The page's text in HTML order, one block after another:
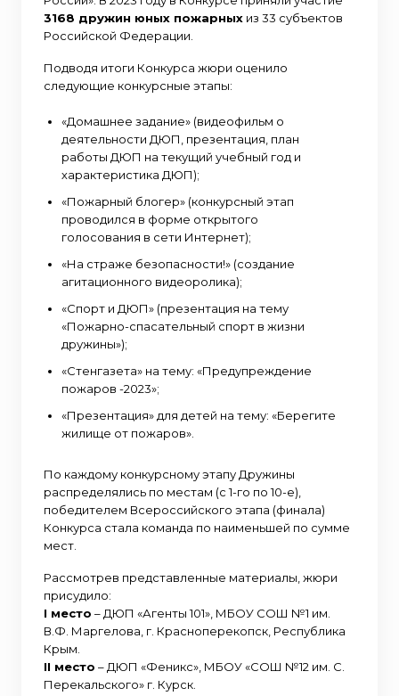
3168 дружин юных пожарных из 33 субъектов
Российской Федерации.
Подводя итоги Конкурса жюри оценило
следующие конкурсные этапы:
«Домашнее задание» (видеофильм о
деятельности ДЮП, презентация, план
работы ДЮП на текущий учебный год и
характеристика ДЮП);
«Пожарный блогер» (конкурсный этап
проводился в форме открытого
голосования в сети Интернет);
«На страже безопасности!» (создание
агитационного видеоролика);
«Спорт и ДЮП» (презентация на тему
«Пожарно-спасательный спорт в жизни
дружины»);
«Стенгазета» на тему: «Предупреждение
пожаров -2023»;
«Презентация» для детей на тему: «Берегите
жилище от пожаров».
По каждому конкурсному этапу Дружины
распределялись по местам (с 1-го по 10-е),
победителем Всероссийского этапа (финала)
Конкурса стала команда по наименьшей по сумме
мест.
Рассмотрев представленные материалы, жюри
присудило:
I место – ДЮП «Агенты 101», МБОУ CОШ №1 им.
В.Ф. Маргелова, г. Красноперекопск, Республика
Крым.
II место – ДЮП «Феникс», МБОУ «СОШ №12 им. С.
Перекальского» г. Курск.